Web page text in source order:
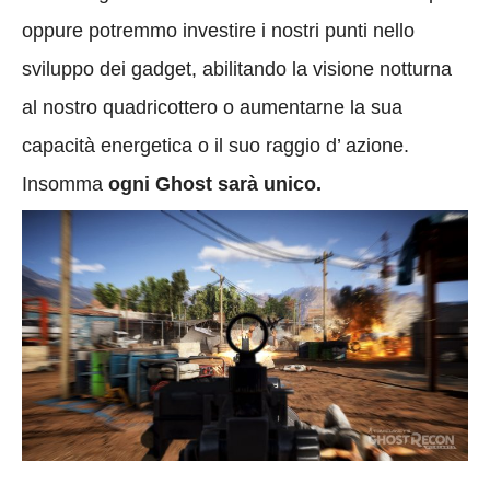
oppure potremmo investire i nostri punti nello
sviluppo dei gadget, abilitando la visione notturna
al nostro quadricottero o aumentarne la sua
capacità energetica o il suo raggio d’ azione.
Insomma ogni Ghost sarà unico.